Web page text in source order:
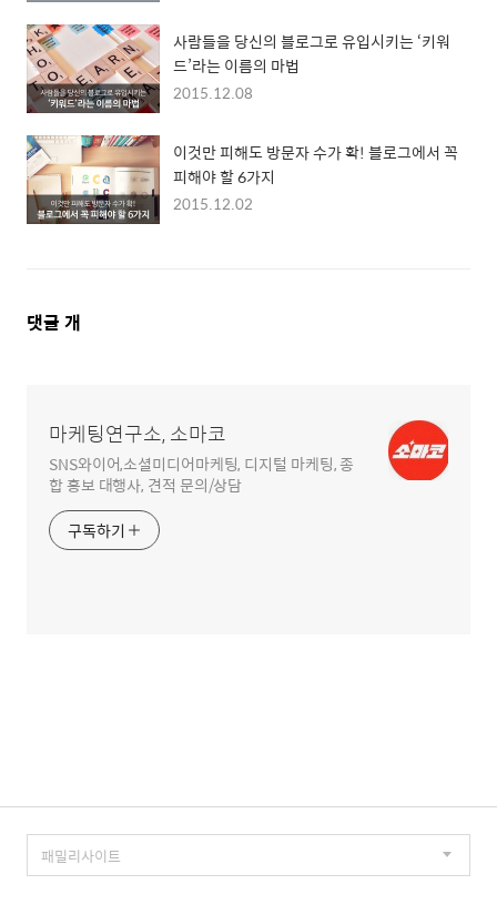
사람들을 당신의 블로그로 유입시키는 ‘키워
드’라는 이름의 마법
2015.12.08
이것만 피해도 방문자 수가 확! 블로그에서 꼭
피해야 할 6가지
2015.12.02
댓
댓글 개
마케팅연구소, 소마코
SNS와이어,소셜미디어마케팅, 디지털 마케팅, 종
합 홍보 대행사, 견적 문의/상담
구독하기